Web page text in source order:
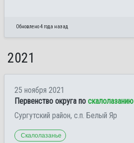
Обновлено 4 года назад
2021
25 ноября 2021
Первенство округа по скалолазанию
Сургутский район, с.п. Белый Яр
Скалолазанье